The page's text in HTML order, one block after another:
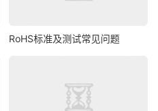
RoHS标准及测试常见问题